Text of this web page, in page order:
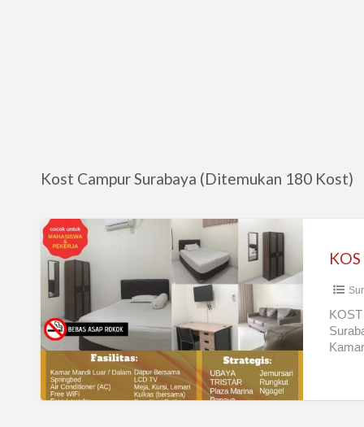
Kost Campur Surabaya (Ditemukan 180 Kost)
KOS
PRAPEN
KOS
DEKAT
UBAYA
KOS
DEKAT